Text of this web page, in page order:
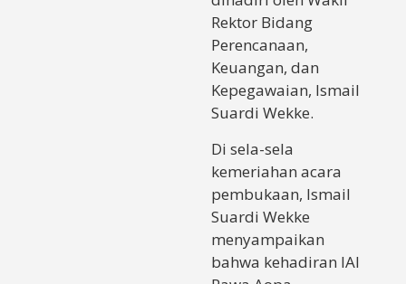
Rektor Bidang
Perencanaan,
Keuangan, dan
Kepegawaian, Ismail
Suardi Wekke.
Di sela-sela
kemeriahan acara
pembukaan, Ismail
Suardi Wekke
menyampaikan
bahwa kehadiran IAI